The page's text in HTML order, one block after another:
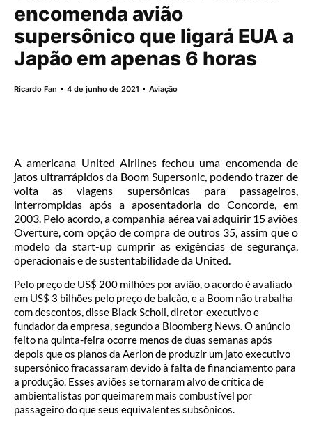
encomenda avião
supersônico que ligará EUA a
Japão em apenas 6 horas
Ricardo Fan 4 de junho de 2021 Aviação
A americana United Airlines fechou uma encomenda de
jatos ultrarrápidos da Boom Supersonic, podendo trazer de
volta as viagens supersônicas para passageiros,
interrompidas após a aposentadoria do Concorde, em
2003. Pelo acordo, a companhia aérea vai adquirir 15 aviões
Overture, com opção de compra de outros 35, assim que o
modelo da start-up cumprir as exigências de segurança,
operacionais e de sustentabilidade da United.
Pelo preço de US$ 200 milhões por avião, o acordo é avaliado
em US$ 3 bilhões pelo preço de balcão, e a Boom não trabalha
com descontos, disse Black Scholl, diretor-executivo e
fundador da empresa, segundo a Bloomberg News. O anúncio
feito na quinta-feira ocorre menos de duas semanas após
depois que os planos da Aerion de produzir um jato executivo
supersônico fracassaram devido à falta de financiamento para
a produção. Esses aviões se tornaram alvo de crítica de
ambientalistas por queimarem mais combustível por
passageiro do que seus equivalentes subsônicos.